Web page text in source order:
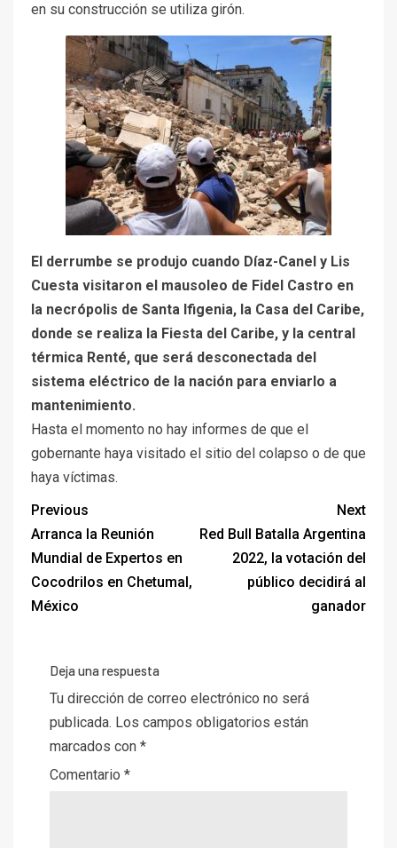
en su construcción se utiliza girón.
El derrumbe se produjo cuando Díaz-Canel y Lis
Cuesta visitaron el mausoleo de Fidel Castro en
la necrópolis de Santa Ifigenia, la Casa del Caribe,
donde se realiza la Fiesta del Caribe, y la central
térmica Renté, que será desconectada del
sistema eléctrico de la nación para enviarlo a
mantenimiento.
Hasta el momento no hay informes de que el
gobernante haya visitado el sitio del colapso o de que
haya víctimas.
Previous
Arranca la Reunión
Mundial de Expertos en
Cocodrilos en Chetumal,
México
Next
Red Bull Batalla Argentina
2022, la votación del
público decidirá al
ganador
Deja una respuesta
Tu dirección de correo electrónico no será
publicada. Los campos obligatorios están
marcados con *
Comentario *